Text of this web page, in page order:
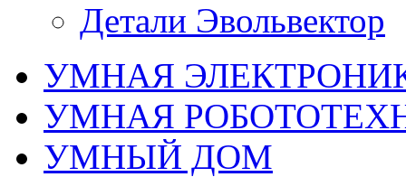
Детали Эвольвектор
УМНАЯ
УМНАЯ
УМНЫЙ ДОМ